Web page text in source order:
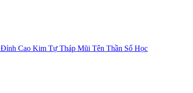
Đỉnh Cao Kim Tự Tháp Mũi Tên Thần Số Học